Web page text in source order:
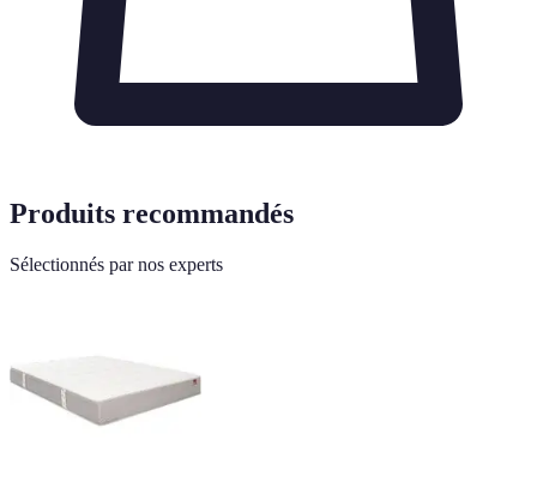
Produits recommandés
Sélectionnés par nos experts